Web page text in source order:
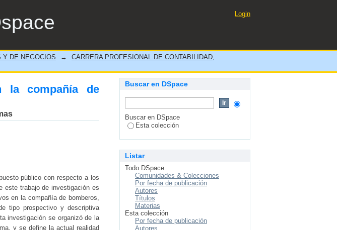
de bomberos, distrito la molina 2020
Login
Y DE NEGOCIOS →
CARRERA PROFESIONAL DE CONTABILIDAD,
la compañía de
público con respecto a los
este trabajo de investigación es
en la compañía de bomberos,
tipo prospectivo y descriptiva
investigación se organizó de la
y se define la actual realidad
Buscar en DSpace
Buscar en DSpace
Esta colección
Listar
Todo DSpace
Comunidades & Colecciones
Por fecha de publicación
Autores
Títulos
Materias
Esta colección
Por fecha de publicación
Autores